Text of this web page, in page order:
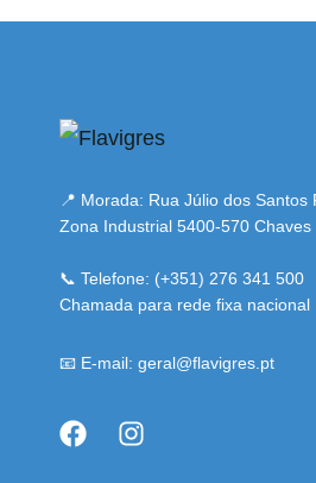
📍 Morada: Rua Júlio dos Santos
Zona Industrial 5400-570 Chaves
📞 Telefone: (+351) 276 341 500
Chamada para rede fixa nacional
📧 E-mail: geral@flavigres.pt